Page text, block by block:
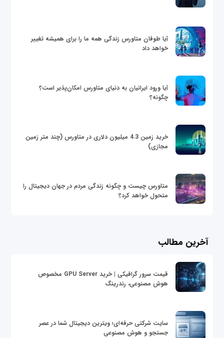
آیا طوفان متاورس زندگی همه ما را برای همیشه تغییر
خواهد داد
آیا ورود ایرانیان به دنیای متاورس امکان‌پذیر است؟
چگونه؟
خرید زمین 4.3 میلیون دلاری در متاورس (چند متر زمین
مجازی)
متاورس چیست و چگونه زندگی مردم در جهان دیجیتال را
متحول خواهد کرد؟
آخرین مطالب
قیمت سرور گرافیکی | خرید GPU Server مخصوص
هوش مصنوعی، رندرینگ
سایت شرکتی حرفه‌ای؛ ویترین دیجیتال شما در عصر
جستجو و هوش مصنوعی